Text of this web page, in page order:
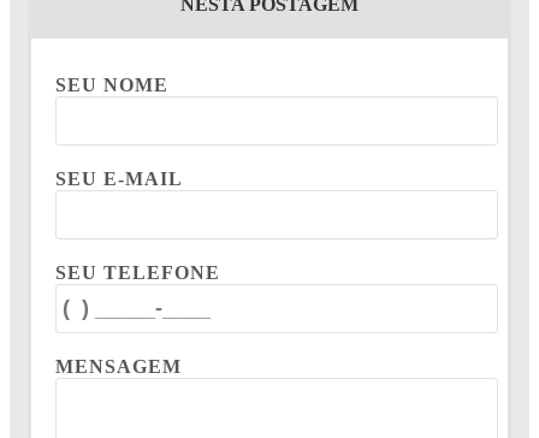
SEU NOME
SEU E-MAIL
SEU TELEFONE
MENSAGEM